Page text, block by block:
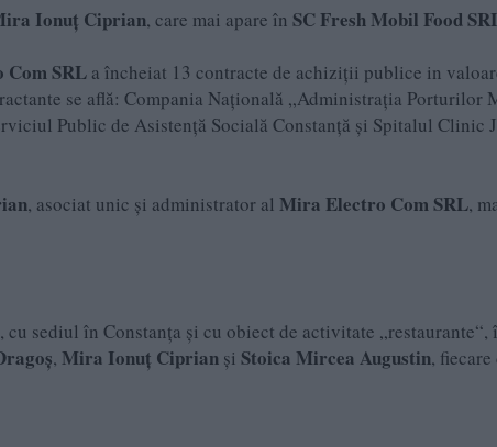
Ionuţ Ciprian, care mai apare în SC Fresh Mobil Food
SRL a încheiat 13 contracte de achiziții publice in
se află: Compania Națională „Administrația Porturilor
Public de Asistență Socială Constanță și Spitalul Clinic
, asociat unic și administrator al Mira Electro Com SRL,
, cu sediul în Constanța și cu obiect de activitate „restaurante“,
, Mira Ionuţ Ciprian și Stoica Mircea Augustin,